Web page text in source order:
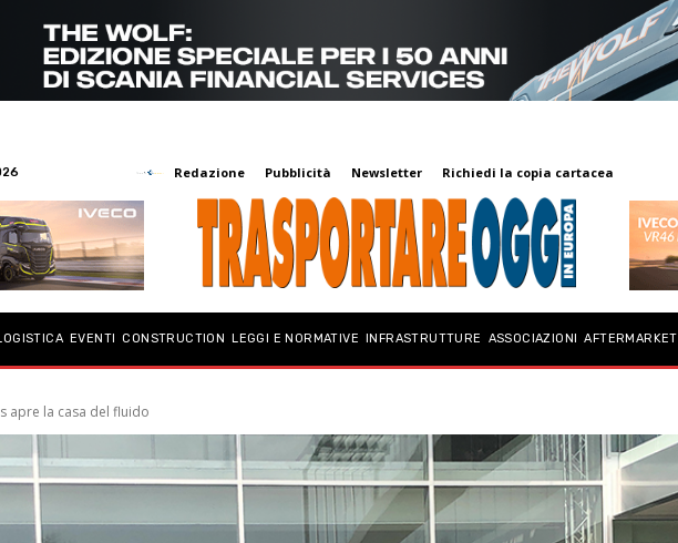
Redazione Pubblicità Newsletter Richiedi la copia cartacea
EVENTI CONSTRUCTION LEGGI E NORMATIVE INFRASTRUTTURE ASSOCIAZIONI AFTERMARKET
apre la casa del fluido